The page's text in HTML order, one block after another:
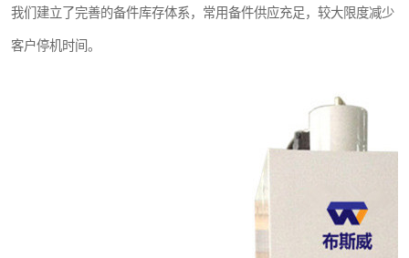
我们建立了完善的备件库存体系，常用备件供应充足，较大限度减少
客户停机时间。